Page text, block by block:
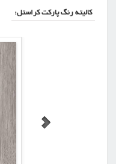
کالیته رنگ پارکت کراستل: